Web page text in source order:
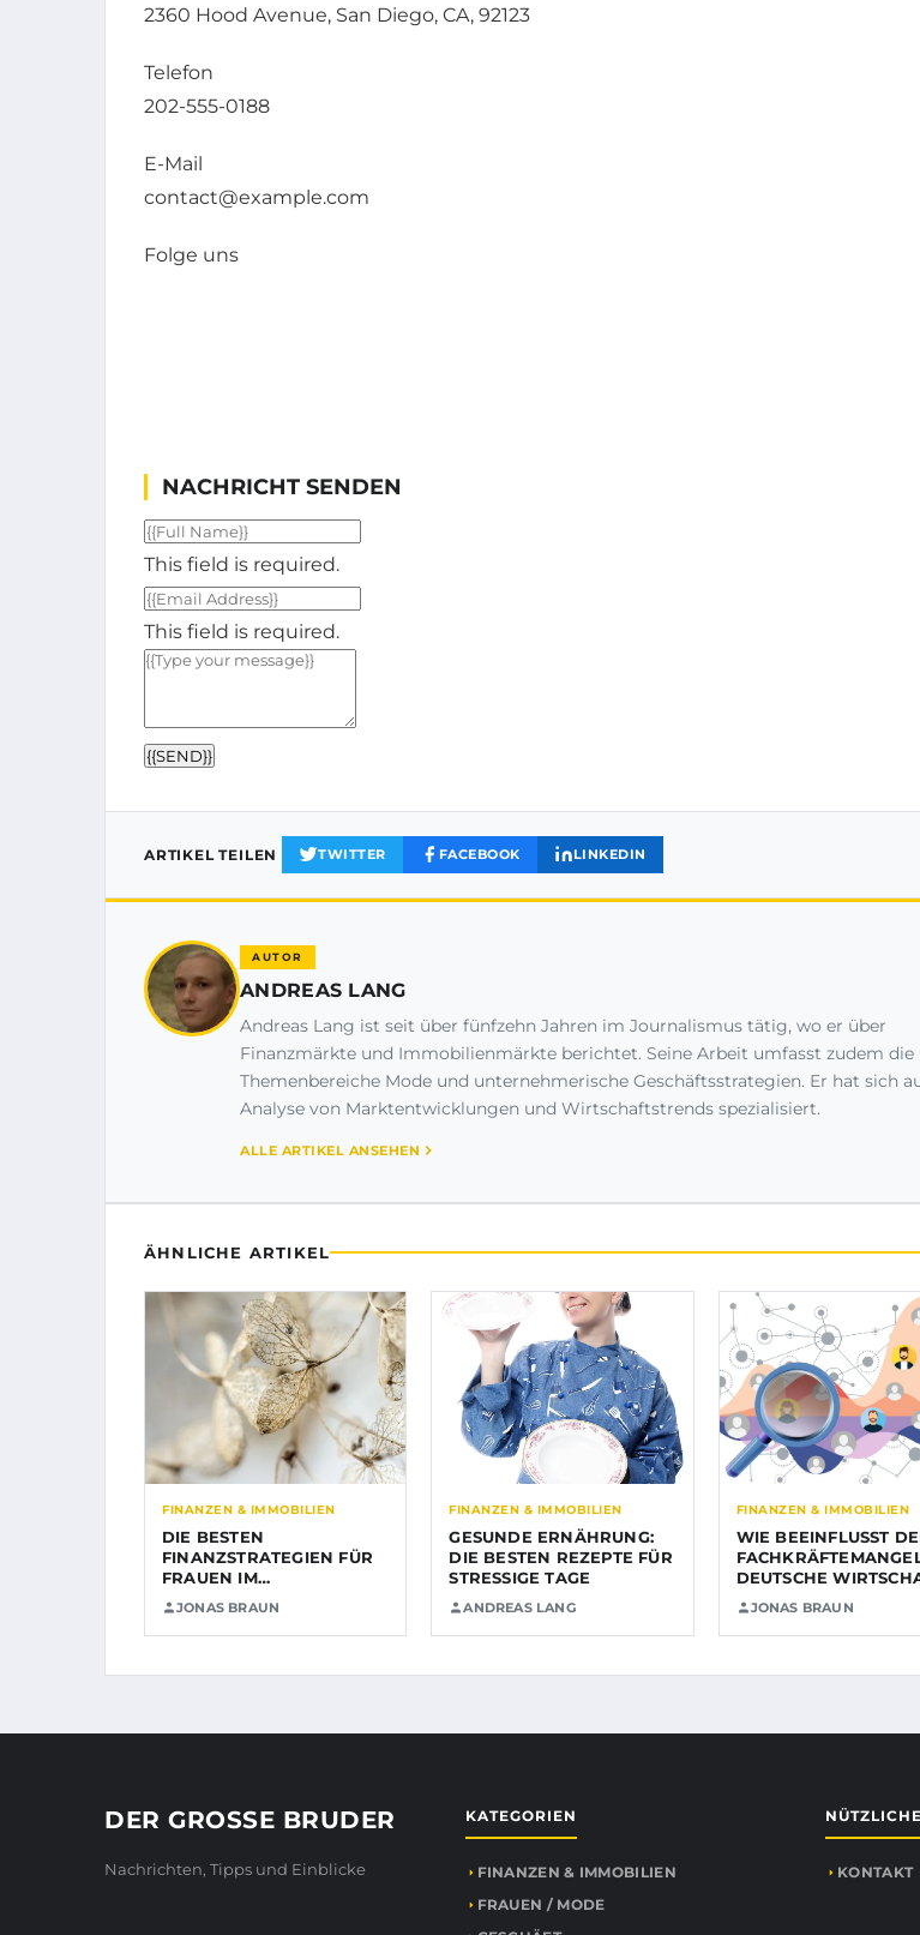
2360 Hood Avenue, San Diego, CA, 92123
Telefon
202-555-0188
E-Mail
contact@example.com
Folge uns
NACHRICHT SENDEN
This field is required.
This field is required.
{{SEND}}
ARTIKEL TEILEN TWITTER FACEBOOK LINKEDIN
AUTOR
ANDREAS LANG
Andreas Lang ist seit über fünfzehn Jahren im Journalismus tätig, wo er über
Finanzmärkte und Immobilienmärkte berichtet. Seine Arbeit umfasst zudem die
Themenbereiche Mode und unternehmerische Geschäftsstrategien. Er hat sich
Analyse von Marktentwicklungen und Wirtschaftstrends spezialisiert.
ALLE ARTIKEL ANSEHEN
ÄHNLICHE ARTIKEL
FINANZEN & IMMOBILIEN
DIE BESTEN
FINANZSTRATEGIEN FÜR
FRAUEN IM
IMMOBILIENBEREICH
JONAS BRAUN
FINANZEN & IMMOBILIEN
GESUNDE ERNÄHRUNG:
DIE BESTEN REZEPTE FÜR
STRESSIGE TAGE
ANDREAS LANG
FINANZEN & IMMOBILIEN
WIE BEEINFLUSST
DEUTSCHE
JONAS BRAUN
DER GROSSE BRUDER
Nachrichten, Tipps und Einblicke
KATEGORIEN
FINANZEN & IMMOBILIEN
FRAUEN / MODE
KONTAKT